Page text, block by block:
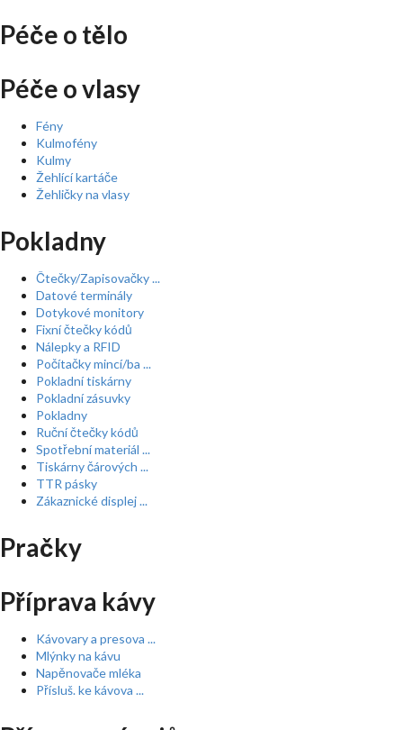
Péče o tělo
Péče o vlasy
Fény
Kulmofény
Kulmy
Žehlící kartáče
Žehličky na vlasy
Pokladny
Čtečky/Zapisovačky ...
Datové terminály
Dotykové monitory
Fixní čtečky kódů
Nálepky a RFID
Počítačky mincí/ba ...
Pokladní tiskárny
Pokladní zásuvky
Pokladny
Ruční čtečky kódů
Spotřební materiál ...
Tiskárny čárových ...
TTR pásky
Zákaznické displej ...
Pračky
Příprava kávy
Kávovary a presova ...
Mlýnky na kávu
Napěnovače mléka
Přísluš. ke kávova ...